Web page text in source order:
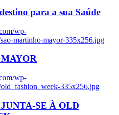
para a sua Saúde
wp-
martinho-mayor-335x256.jpg
wp-
335x256.jpg
SE À OLD